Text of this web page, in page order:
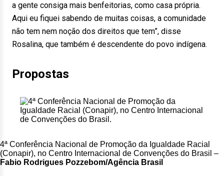
a gente consiga mais benfeitorias, como casa própria.
Aqui eu fiquei sabendo de muitas coisas, a comunidade
não tem nem noção dos direitos que tem”, disse
Rosalina, que também é descendente do povo indígena.
Propostas
4ª Conferência Nacional de Promoção da Igualdade Racial
(Conapir), no Centro Internacional de Convenções do Brasil –
Fabio Rodrigues Pozzebom/Agência Brasil